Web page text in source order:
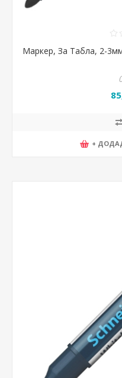
Маркер, За Табла, 2-
+